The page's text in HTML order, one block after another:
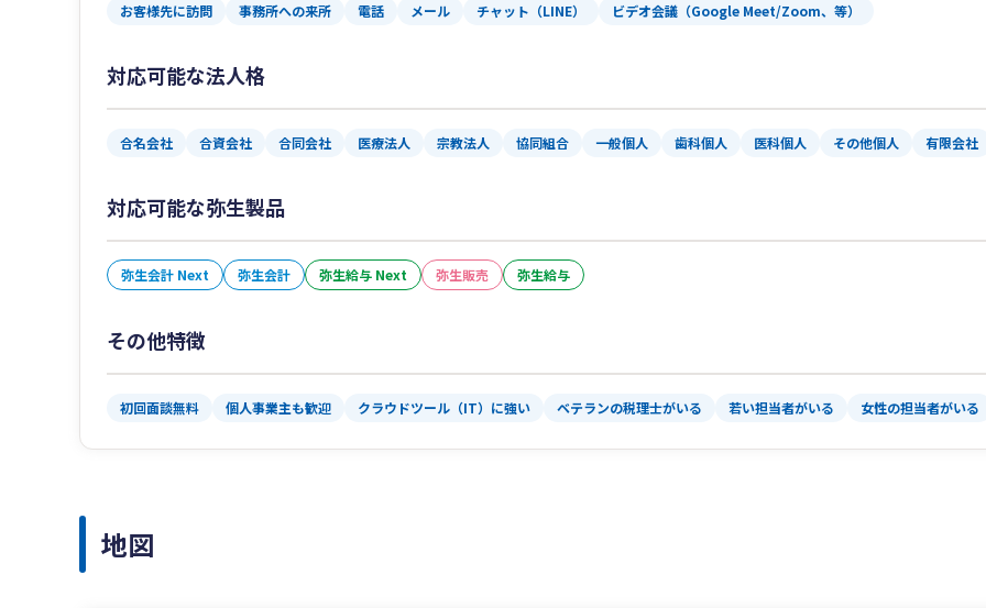
お客様先に訪問 事務所への来所 電話 メール チャット（LINE） ビデオ会議（Google Meet/Zoom、等）
対応可能な法人格
合名会社 合資会社 合同会社 医療法人 宗教法人 協同組合 一般個人 歯科個人 医科個人 その他個人 有限会社
対応可能な弥生製品
弥生会計 Next 弥生会計 弥生給与 Next 弥生販売 弥生給与
その他特徴
初回面談無料 個人事業主も歓迎 クラウドツール（IT）に強い ベテランの税理士がいる 若い担当者がいる 女性の担当者がいる
地図